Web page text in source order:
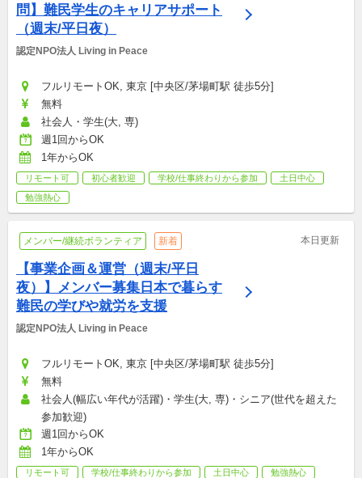
問】難民学生のキャリアサポート
（週末/平日夜）
認定NPO法人 Living in Peace
フルリモートOK, 東京 [中央区/茅場町駅 徒歩5分]
無料
社会人・学生(大, 専)
週1回からOK
1年からOK
リモート可 初心者歓迎 学校/仕事終わりから参加
土日中心
勉強熱心
メンバー/継続ボランティア 新着 本日更新
【事業企画＆運営（週末/平日
夜）】メンバー募集日本で暮らす
難民の学びや就労を支援
認定NPO法人 Living in Peace
フルリモートOK, 東京 [中央区/茅場町駅 徒歩5分]
無料
社会人(幅広い年代が活躍)・学生(大, 専)・シニア(世代を超えた
参加歓迎)
週1回からOK
1年からOK
リモート可 学校/仕事終わりから参加 土日中心 勉強熱心